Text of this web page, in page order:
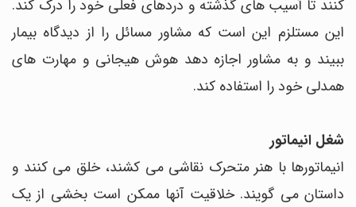
کنند تا آسیب های گذشته و دردهای فعلی خود را درک کند.
این مستلزم این است که مشاور مسائل را از دیدگاه بیمار
ببیند و به مشاور اجازه دهد هوش هیجانی و مهارت های
همدلی خود را استفاده کند.
شغل انیماتور
انیماتورها با هنر متحرک نقاشی می کشند، خلق می کنند و
داستان می گویند. خلاقیت آنها ممکن است بخشی از یک